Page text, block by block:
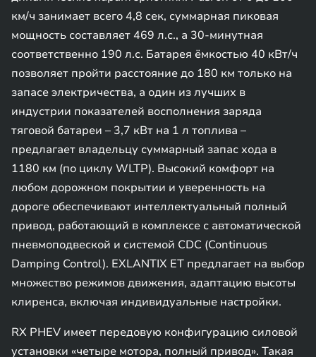
км/ч занимает всего 4,8 сек, суммарная пиковая
мощность составляет 469 л.с., а 30-минутная
соответственно 190 л.с. Батарея ёмкостью 40 кВт/ч
позволяет пройти расстояние до 180 км только на
запасе электричества, а один из лучших в
индустрии показателей восполнения заряда
тяговой батареи – 3,7 кВт на 1 л топлива –
предлагает владельцу суммарный запас хода в
1180 км (по циклу WLTP). Высокий комфорт на
любом дорожном покрытии и уверенность на
дороге обеспечивают интеллектуальный полный
привод, работающий в комплексе с автоматической
пневмоподвеской и системой CDC (Continuous
Damping Control). EXLANTIX ET предлагает на выбор
множество режимов движения, адаптацию высоты
клиренса, включая индивидуальные настройки.
RX PHEV имеет передовую конфигурацию силовой
установки «четыре мотора, полный привод». Такая